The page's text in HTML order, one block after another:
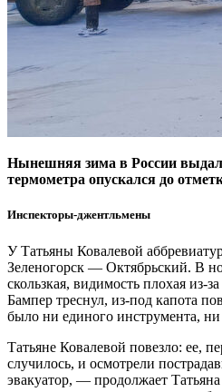
Нынешняя зима в России
термометра опускался до
Инспекторы-джентльмены
У Татьяны Ковалевой
Зеленогорск — Октябрьский. В
скользкая, видимость плохая из-
Бампер треснул, из-под капота
было ни единого инструмента, ни
Татьяне Ковалевой повезло: ее,
случилось, и осмотрели
эвакуатор, — продолжает